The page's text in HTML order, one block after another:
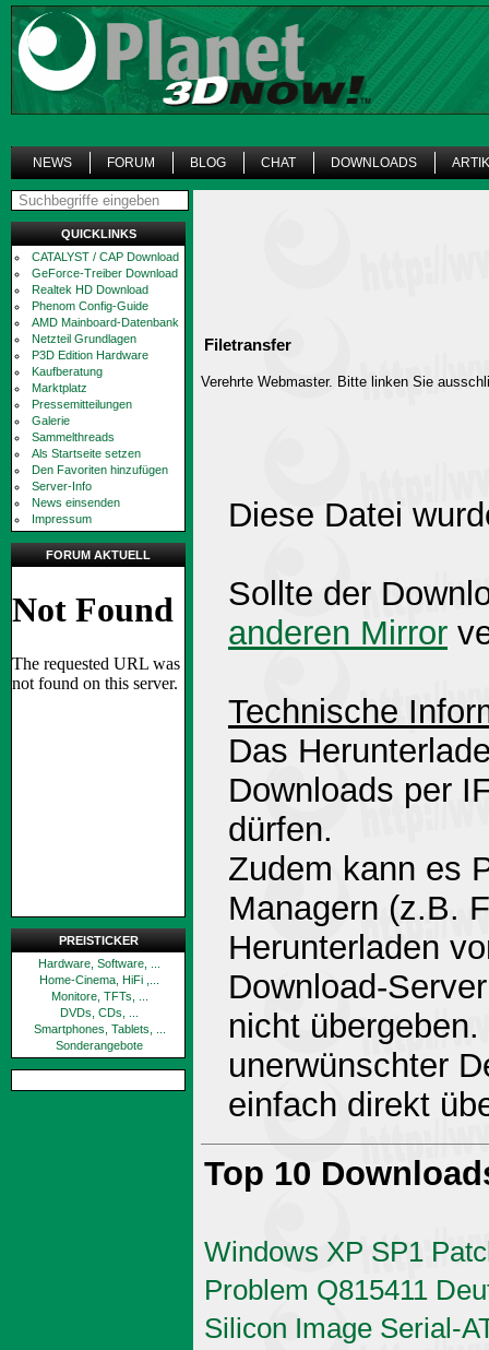
NEWS FORUM BLOG CHAT DOWNLOADS
QUICKLINKS
CATALYST / CAP Download
GeForce-Treiber Download
Realtek HD Download
Phenom Config-Guide
AMD Mainboard-Datenbank
Netzteil Grundlagen
P3D Edition Hardware
Kaufberatung
Marktplatz
Pressemitteilungen
Galerie
Sammelthreads
Als Startseite setzen
Den Favoriten hinzufügen
Server-Info
News einsenden
Impressum
FORUM AKTUELL
PREISTICKER
Hardware, Software, ...
Home-Cinema, HiFi ,...
Monitore, TFTs, ...
DVDs, CDs, ...
Smartphones, Tablets, ...
Sonderangebote
Filetransfer
Verehrte Webmaster. Bitte linken Sie
Diese Datei
Sollte der
anderen Mirror
Technische
Das
Downloads per
dürfen.
Zudem kann es
Managern (z.B.
Herunterladen
Download-
nicht
unerwünschter
einfach direkt
Top 10
Windows XP SP1
Problem Q815411
Silicon Image Serial-